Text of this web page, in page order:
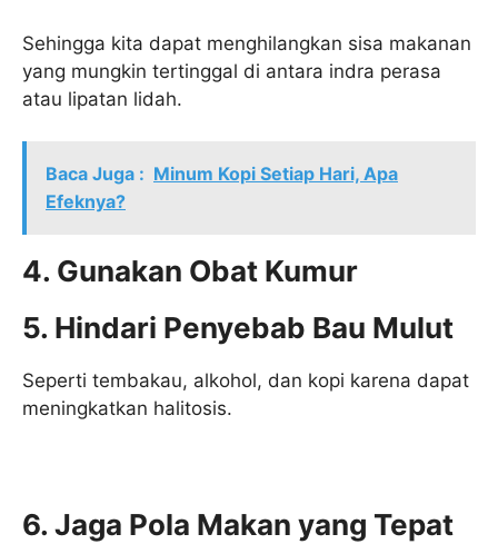
Sehingga kita dapat menghilangkan sisa makanan
yang mungkin tertinggal di antara indra perasa
atau lipatan lidah.
Baca Juga : Minum Kopi Setiap Hari, Apa
Efeknya?
4. Gunakan Obat Kumur
5. Hindari Penyebab Bau Mulut
Seperti tembakau, alkohol, dan kopi karena dapat
meningkatkan halitosis.
6. Jaga Pola Makan yang Tepat